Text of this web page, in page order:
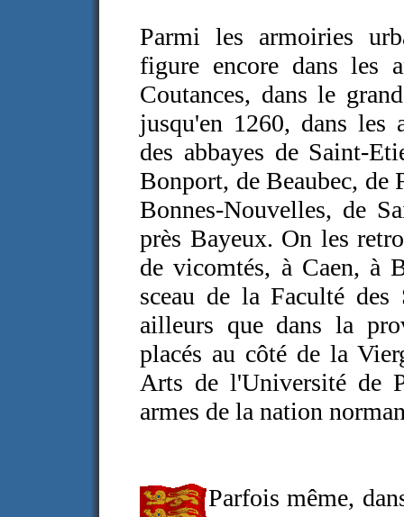
Parmi les armoiries
figure encore dans les
Coutances, dans le
jusqu'en 1260, dans les
des abbayes de Saint-
Bonport, de Beaubec, de
Bonnes-Nouvelles, de
près Bayeux. On les
de vicomtés, à Caen, à
sceau de la Faculté
ailleurs que dans la
placés au côté de la
Arts de l'Université de
armes de la nation
Parfois même,